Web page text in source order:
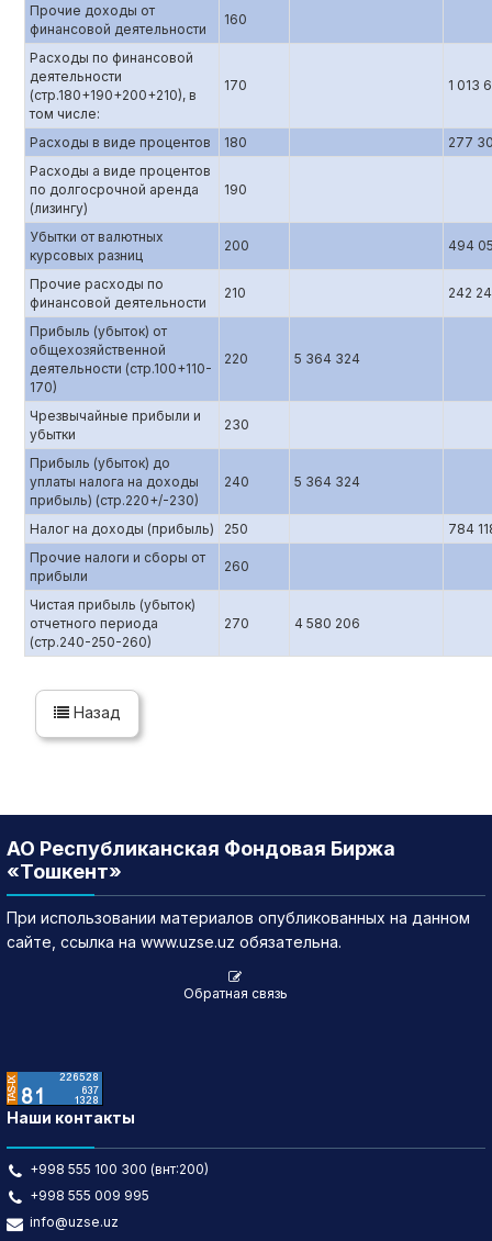
Прочие доходы от
финансовой деятельности
160
Расходы по финансовой
деятельности
(стр.180+190+200+210), в
том числе:
170 1 013
Расходы в виде процентов 180
277
Расходы а виде процентов
по долгосрочной аренда
(лизингу)
190
Убытки от валютных
курсовых разниц
200 494
Прочие расходы по
финансовой деятельности
210 242
Прибыль (убыток) от
общехозяйственной
деятельности (стр.100+110-
170)
220 5 364 324
Чрезвычайные прибыли и
убытки
230
Прибыль (убыток) до
уплаты налога на доходы
прибыль) (стр.220+/-230)
240 5 364 324
Налог на доходы (прибыль) 250
784
Прочие налоги и сборы от
прибыли
260
Чистая прибыль (убыток)
отчетного периода
(стр.240-250-260)
270 4 580 206
Назад
АО Республиканская Фондовая Биржа
«Тошкент»
При использовании материалов опубликованных на данном
сайте, ссылка на www.uzse.uz обязательна.
Обратная связь
Наши контакты
+998 555 100 300 (внт:200)
+998 555 009 995
info@uzse.uz